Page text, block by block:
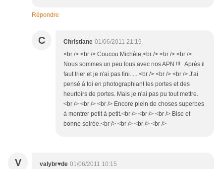
Répondre
C Christiane 01/06/2011 21:19
<br /> <br /> Coucou Michèle,<br /> <br /> <br />
Nous sommes un peu fous avec nos APN !!! Après il
faut trier et je n'ai pas fini......<br /> <br /> <br /> J'ai
pensé à toi en photographiant les portes et des
heurtoirs de portes. Mais je n'ai pas pu tout mettre.
<br /> <br /> <br /> Encore plein de choses superbes
à montrer petit à petit.<br /> <br /> <br /> Bise et
bonne soirée.<br /> <br /> <br /> <br />
V valybr♥de 01/06/2011 10:15